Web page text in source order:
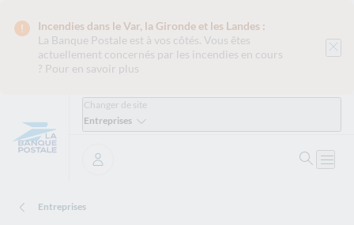
Incendies dans le Var, la Gironde et les Landes :
La Banque Postale est à vos côtés. Vous êtes
actuellement concernés par les incendies en cours
? Pour en savoir plus
Changer de site
Entreprises
Se connecter
Entreprises